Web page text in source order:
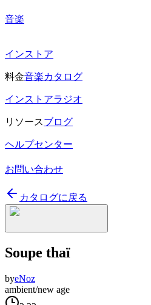
音楽
インストア
料金音楽カタログ
インストアラジオ
リソースブログ
ヘルプセンター
お問い合わせ
カタログに戻る
Soupe thaï
byeNoz
ambient/new age